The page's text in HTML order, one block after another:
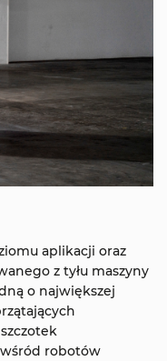
aplikacji oraz
z tyłu maszyny
o największej
robotów